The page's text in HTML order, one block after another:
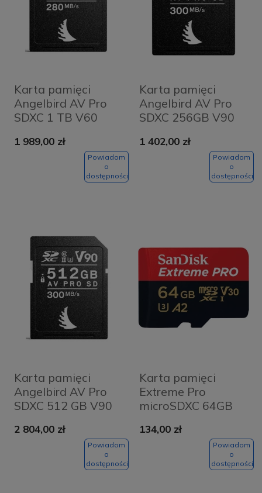
Karta pamięci
Angelbird AV Pro
SDXC 1 TB V60
MB/s) + Pendrive za
1 989,00 zł
Powiadom
o
dostępności
Karta pamięci
Angelbird AV Pro
SDXC 256GB V90
MB/s)
1 402,00 zł
Powiadom
o
dostępności
Karta pamięci
Angelbird AV Pro
SDXC 512 GB V90
MB/s) + Pendrive za
2 804,00 zł
Powiadom
o
dostępności
Karta pamięci
Extreme Pro
microSDXC 64GB
C10 V30 UHS-I U3
134,00 zł
Powiadom
o
dostępności